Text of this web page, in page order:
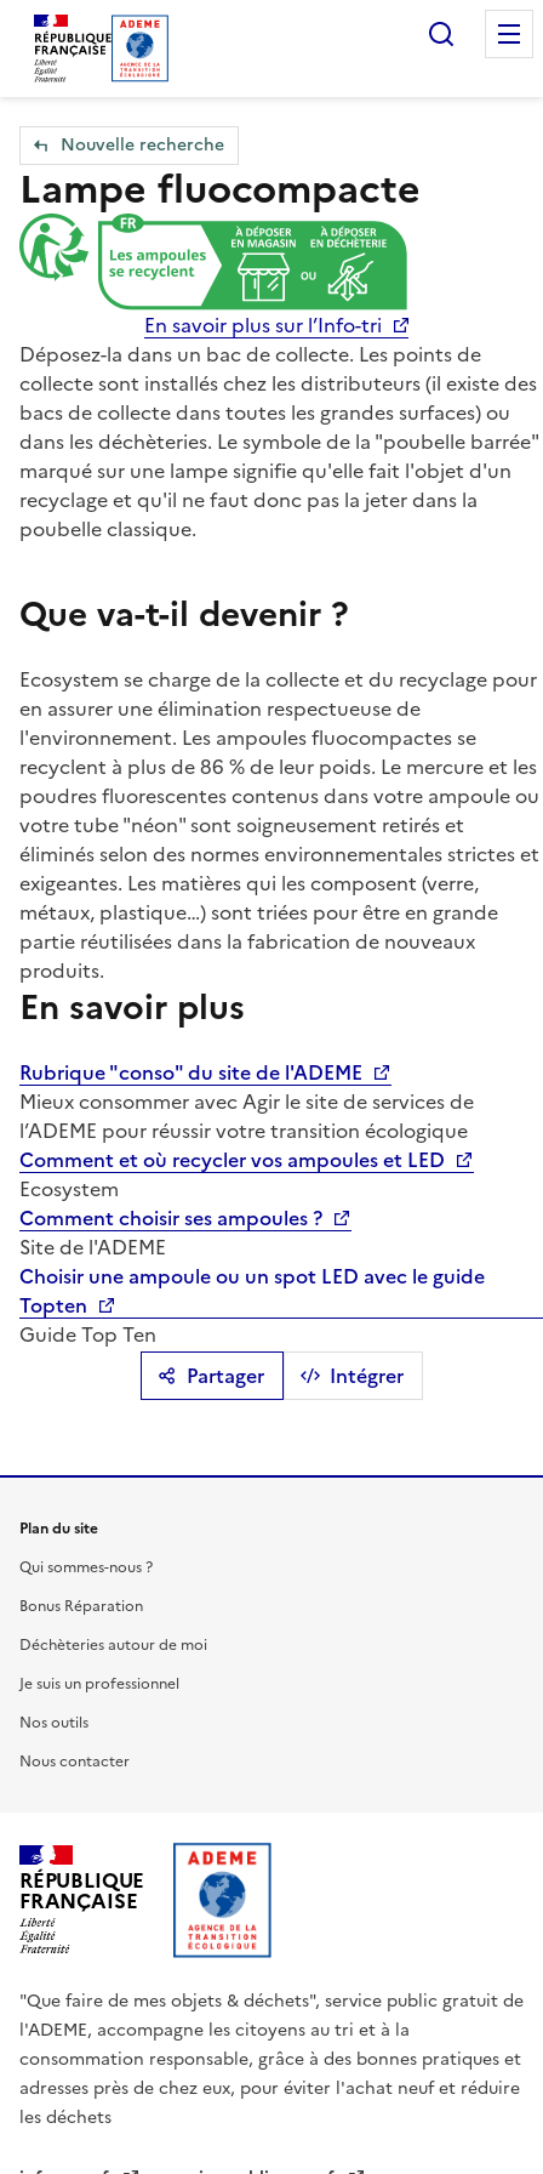
Accueil — Que Faire de mes objets & déchets
Nouvelle recherche
Lampe fluocompacte
En savoir plus sur l’Info-tri
Partager Intégrer
Déposez-la dans un bac de collecte. Les points de
collecte sont installés chez les distributeurs (il existe des
bacs de collecte dans toutes les grandes surfaces) ou
dans les déchèteries. Le symbole de la "poubelle barrée"
marqué sur une lampe signifie qu'elle fait l'objet d'un
recyclage et qu'il ne faut donc pas la jeter dans la
poubelle classique.
Que va-t-il devenir ?
Ecosystem se charge de la collecte et du recyclage pour
en assurer une élimination respectueuse de
l'environnement. Les ampoules fluocompactes se
recyclent à plus de 86 % de leur poids. Le mercure et les
poudres fluorescentes contenus dans votre ampoule ou
votre tube "néon" sont soigneusement retirés et
éliminés selon des normes environnementales strictes et
exigeantes. Les matières qui les composent (verre,
métaux, plastique…) sont triées pour être en grande
partie réutilisées dans la fabrication de nouveaux
produits.
En savoir plus
Rubrique "conso" du site de l'ADEME
Mieux consommer avec Agir le site de services de
l’ADEME pour réussir votre transition écologique
Comment et où recycler vos ampoules et LED
Ecosystem
Comment choisir ses ampoules ?
Site de l'ADEME
Choisir une ampoule ou un spot LED avec le guide
Topten
Guide Top Ten
Plan du site
Qui sommes-nous ?
Bonus Réparation
Déchèteries autour de moi
Je suis un professionnel
Nos outils
Nous contacter
RÉPUBLIQUE
FRANÇAISE
"Que faire de mes objets & déchets", service public gratuit de
l'ADEME, accompagne les citoyens au tri et à la
consommation responsable, grâce à des bonnes pratiques et
adresses près de chez eux, pour éviter l'achat neuf et réduire
les déchets